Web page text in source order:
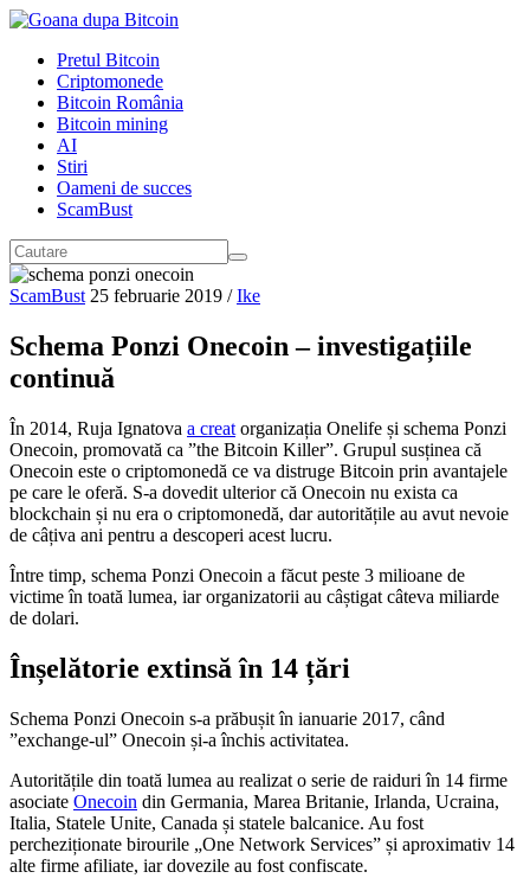
Pretul Bitcoin
Criptomonede
Bitcoin România
Bitcoin mining
AI
Stiri
Oameni de succes
ScamBust
ScamBust 25 februarie 2019 / Ike
Schema Ponzi Onecoin – investigațiile
continuă
În 2014, Ruja Ignatova a creat organizația Onelife și schema Ponzi
Onecoin, promovată ca ”the Bitcoin Killer”. Grupul susținea că
Onecoin este o criptomonedă ce va distruge Bitcoin prin avantajele
pe care le oferă. S-a dovedit ulterior că Onecoin nu exista ca
blockchain și nu era o criptomonedă, dar autoritățile au avut nevoie
de câțiva ani pentru a descoperi acest lucru.
Între timp, schema Ponzi Onecoin a făcut peste 3 milioane de
victime în toată lumea, iar organizatorii au câștigat câteva miliarde
de dolari.
Înșelătorie extinsă în 14 țări
Schema Ponzi Onecoin s-a prăbușit în ianuarie 2017, când
”exchange-ul” Onecoin și-a închis activitatea.
Autoritățile din toată lumea au realizat o serie de raiduri în 14 firme
asociate Onecoin din Germania, Marea Britanie, Irlanda, Ucraina,
Italia, Statele Unite, Canada și statele balcanice. Au fost
percheziționate birourile „One Network Services” și aproximativ 14
alte firme afiliate, iar dovezile au fost confiscate.